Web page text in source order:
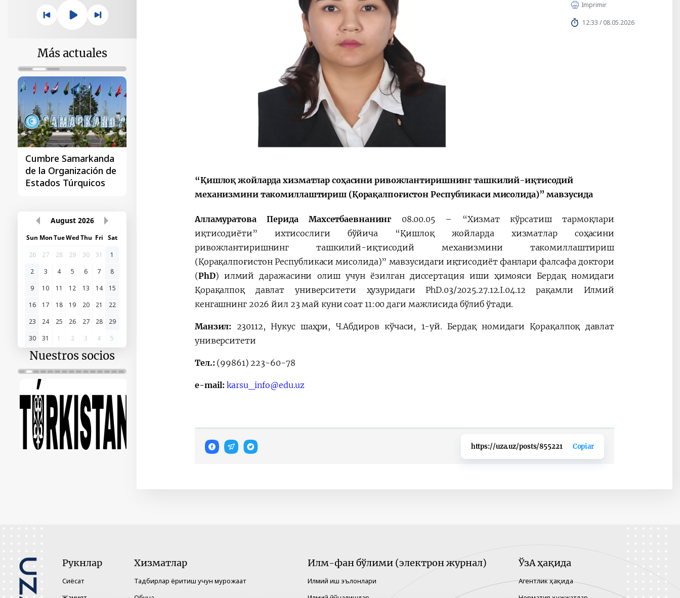
Más actuales
Cumbre Samarkanda
de la Organización de
Estados Túrquicos
August 2026
Sun MonTueWedThu Fri Sat
26
27 28 29 30 31
1
2
3 4 5 6 7
8
9
10 11 12 13 14
15
16
17 18 19 20 21
22
23
24 25 26 27 28
29
30
31 1 2 3 4 5
Nuestros socios
Imprimir
12:33 / 08.05.2026
“Қишлоқ жойларда хизматлар соҳасини ривожлантиришнинг ташкилий-иқтисодий
механизмини такомиллаштириш (Қорақалпоғистон Республикаси мисолида)” мавзусида
Алламуратова Перида Махсетбаевнанинг 08.00.05 – “Хизмат кўрсатиш тармоқлари
иқтисодиёти” ихтисослиги бўйича “Қишлоқ жойларда хизматлар соҳасини
ривожлантиришнинг ташкилий-иқтисодий механизмини такомиллаштириш
(Қорақалпоғистон Республикаси мисолида)” мавзусидаги иқтисодиёт фанлари фалсафа доктори
(PhD) илмий даражасини олиш учун ёзилган диссертация иши ҳимоясиБердақ номидаги
Қорақалпоқ давлат университети ҳузуридаги PhD.03/2025.27.12.I.04.12 рақамли Илмий
кенгашнинг 2026 йил 23 май куни соат 11:00 даги мажлисида бўлиб ўтади.
Манзил: 230112, Нукус шаҳри, Ч.Aбдиров кўчаси, 1-уй. Бердақ номидаги Қорақалпоқ давлат
университети
Тел.: (99861) 223-60-78
e-mail: karsu_info@edu.uz
https://uza.uz/posts/855221 Copiar
Рукнлар
Сиёсат
Хизматлар
Тадбирлар ёритиш учун мурожаат
Илм-фан бўлими (электрон журнал)
Илмий иш эълонлари
ЎзА ҳақида
Агентлик ҳақида